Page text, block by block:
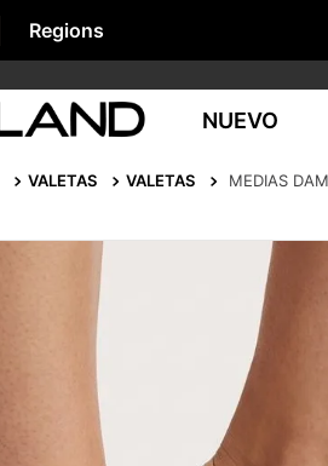
Regions
NUEVO
VALETAS VALETAS MEDIAS